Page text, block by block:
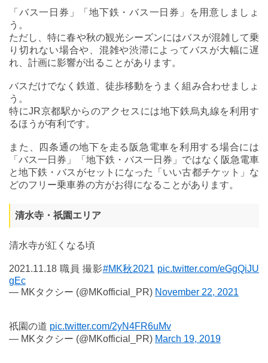
「バス一日券」「地下鉄・バス一日券」を用意しましょ
う。
ただし、特に春や秋の観光シーズンにはバスが混雑して乗
り切れない場合や、混雑や渋滞によってバスが大幅に遅
れ、計画に影響が出ることがあります。
バスだけでなく鉄道、徒歩移動をうまく組み合わせましょ
う。
特にJR京都駅からのアクセスには地下鉄烏丸線を利用す
るほうが有利です。
また、四条通の地下を走る阪急電車を利用する場合には
「バス一日券」「地下鉄・バス一日券」ではなく阪急電車
と地下鉄・バスがセットになった「いい古都チケット」な
どのフリー乗車券の方がお得になることがあります。
清水寺・祇園エリア
清水寺が紅くなる頃
2021.11.18 職員 撮影#MK秋2021 pic.twitter.com/eGgQiJU
gEc
— MKタクシー (@MKofficial_PR) November 22, 2021
祇園の道 pic.twitter.com/2yN4FR6uMv
— MKタクシー (@MKofficial_PR) March 19, 2019